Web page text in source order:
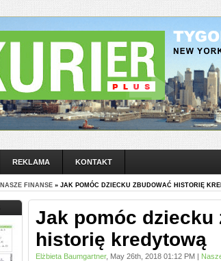
REKLAMA KONTAKT
NASZE FINANSE » JAK POMÓC DZIECKU ZBUDOWAĆ HISTORIĘ
Jak pomóc dziecku
historię kredytową
Elżbieta Baumgartner, May 26th, 2018 01:12 PM |